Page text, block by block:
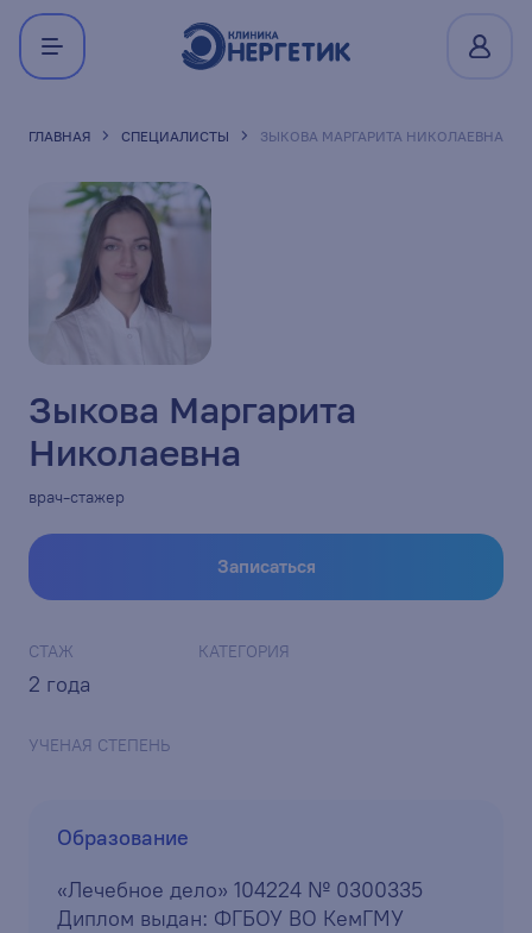
ГЛАВНАЯ СПЕЦИАЛИСТЫ ЗЫКОВА МАРГАРИТА НИКОЛАЕВНА
Зыкова Маргарита
Николаевна
врач-стажер
Записаться
СТАЖ
2 года
КАТЕГОРИЯ
УЧЕНАЯ СТЕПЕНЬ
Образование
«Лечебное дело» 104224 № 0300335
Диплом выдан: ФГБОУ ВО КемГМУ